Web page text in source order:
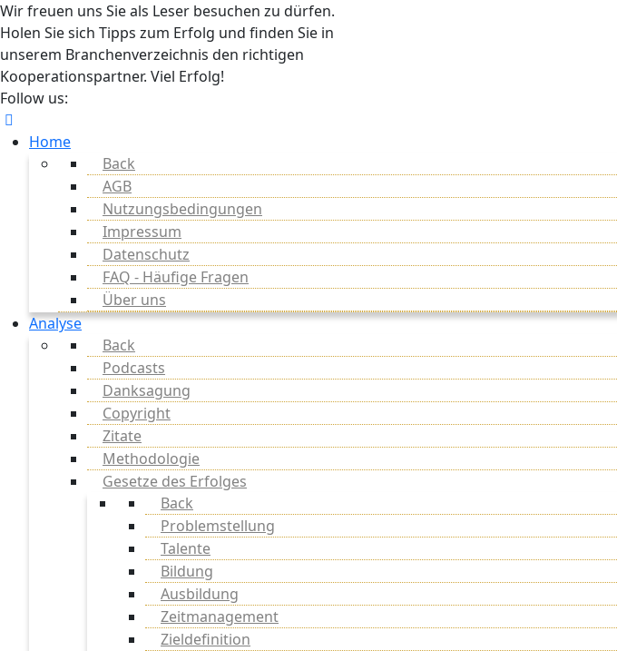
Wir freuen uns Sie als Leser besuchen zu dürfen.
Holen Sie sich Tipps zum Erfolg und finden Sie in
unserem Branchenverzeichnis den richtigen
Kooperationspartner. Viel Erfolg!
Follow us:
Home
Back
AGB
Nutzungsbedingungen
Impressum
Datenschutz
FAQ - Häufige Fragen
Über uns
Analyse
Back
Podcasts
Danksagung
Copyright
Zitate
Methodologie
Gesetze des Erfolges
Back
Problemstellung
Talente
Bildung
Ausbildung
Zeitmanagement
Zieldefinition